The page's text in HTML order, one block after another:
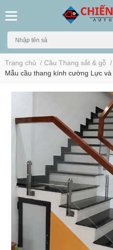
Trang chủ / Cầu Thang sắt & gỗ /
Mẫu cầu thang kính cường Lực